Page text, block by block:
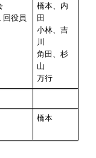
員
橋本、内
田
小林、吉
川
角田、杉
山
万行
橋本